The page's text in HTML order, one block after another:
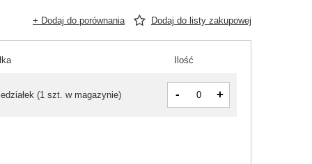
+ Dodaj do porównania Dodaj do listy zakupowej
Ilość
(1 szt. w magazynie) - +